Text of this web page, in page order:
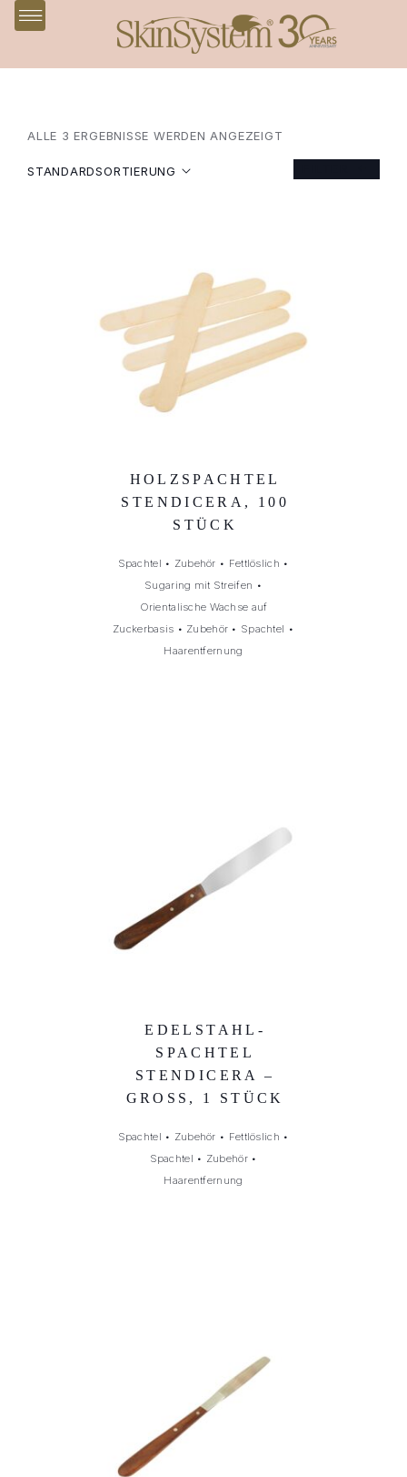
ALLE 3 ERGEBNISSE WERDEN ANGEZEIGT
STANDARDSORTIERUNG
HOLZSPACHTEL
STENDICERA, 100
STÜCK
Spachtel • Zubehör • Fettlöslich •
Sugaring mit Streifen •
Orientalische Wachse auf
Zuckerbasis • Zubehör • Spachtel •
Haarentfernung
EDELSTAHL-
SPACHTEL
STENDICERA –
GROSS, 1 STÜCK
Spachtel • Zubehör • Fettlöslich •
Spachtel • Zubehör•
Haarentfernung